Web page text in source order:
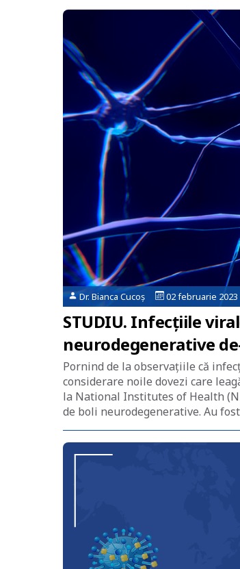
Dr. Bianca Cucoș 02 februarie
STUDIU. Infecțiile
neurodegenerative
Pornind de la observațiile că
considerare noile dovezi care
la National Institutes of Health
de boli neurodegenerative. Au